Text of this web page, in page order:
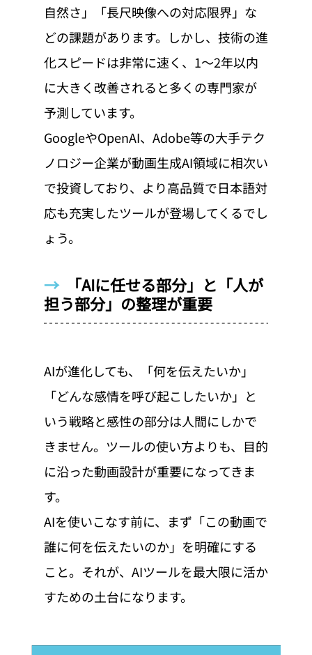
自然さ」「長尺映像への対応限界」な
どの課題があります。しかし、技術の進
化スピードは非常に速く、1〜2年以内
に大きく改善されると多くの専門家が
予測しています。
GoogleやOpenAI、Adobe等の大手テク
ノロジー企業が動画生成AI領域に相次い
で投資しており、より高品質で日本語対
応も充実したツールが登場してくるでし
ょう。
→
「AIに任せる部分」と「人が
担う部分」の整理が重要
AIが進化しても、「何を伝えたいか」
「どんな感情を呼び起こしたいか」と
いう戦略と感性の部分は人間にしかで
きません。ツールの使い方よりも、目的
に沿った動画設計が重要になってきま
す。
AIを使いこなす前に、まず「この動画で
誰に何を伝えたいのか」を明確にする
こと。それが、AIツールを最大限に活か
すための土台になります。